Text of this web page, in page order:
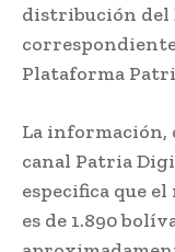
distribución del
Plataforma
La información,
canal Patria
especifica que
es de 1.890